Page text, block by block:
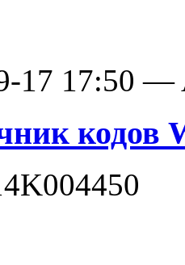
17 17:50 —
кодов